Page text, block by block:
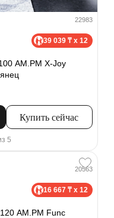
22983
39 039 ₸ x 12
AM.PM X-Joy
Купить сейчас
5
20563
16 667 ₸ x 12
AM.PM Func